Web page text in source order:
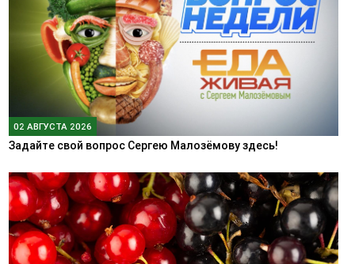
02 АВГУСТА 2026
Задайте свой вопрос Сергею Малозёмову здесь!